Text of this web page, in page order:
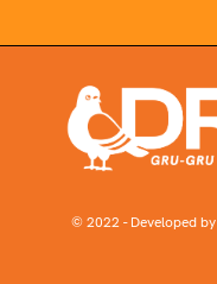
© 2022 - Developed by